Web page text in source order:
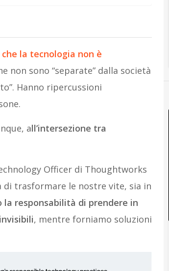
la tecnologia non è
non sono “separate” dalla società
Hanno ripercussioni
all’intersezione tra
Officer di Thoughtworks
di trasformare le nostre vite, sia in
la responsabilità di prendere in
, mentre forniamo soluzioni